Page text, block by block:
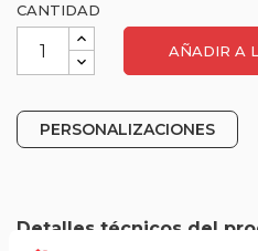
CANTIDAD
AÑADIR A
PERSONALIZACIONES
Detalles técnicos del